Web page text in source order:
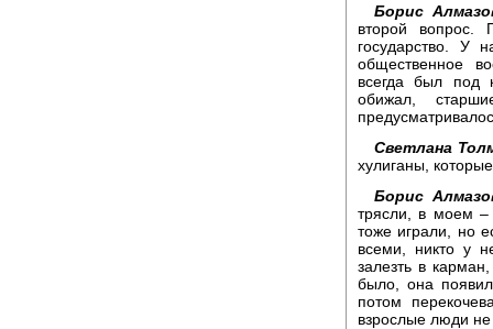
Борис
второй
государство. У
общественное
всегда был под
обижал,
Светлана
хулиганы,
Борис
трясли, в моем
тоже играли, но
всеми, никто у
залезть в
было, она
потом
взрослые люди